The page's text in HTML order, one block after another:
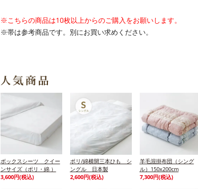
※こちらの商品は10枚以上からのご購入をお願いします。
※帯は参考商品です。別にお買い求めください。
ボックスシーツ クイー
ンサイズ（ポリ・綿 ）
3,600円(税込)
ポリ/綿横開三本ひも シ
ングル 日本製
2,600円(税込)
羊毛混掛布団（シング
ル）150x200cm
7,300円(税込)